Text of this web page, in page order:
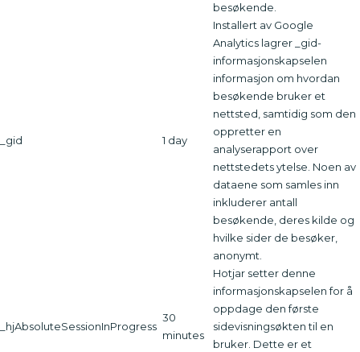
besøkende.
_gid 1 day
Installert av Google
Analytics lagrer _gid-
informasjonskapselen
informasjon om hvordan
besøkende bruker et
nettsted, samtidig som den
oppretter en
analyserapport over
nettstedets ytelse. Noen av
dataene som samles inn
inkluderer antall
besøkende, deres kilde og
hvilke sider de besøker,
anonymt.
_hjAbsoluteSessionInProgress
30
minutes
Hotjar setter denne
informasjonskapselen for å
oppdage den første
sidevisningsøkten til en
bruker. Dette er et